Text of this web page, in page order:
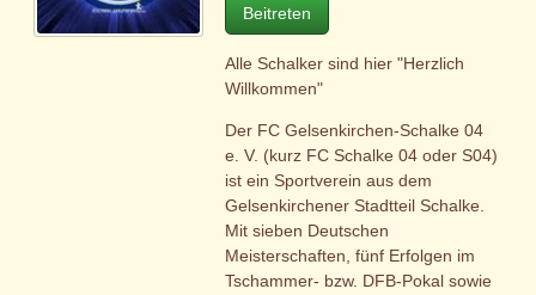
Beitreten
Alle Schalker sind hier "Herzlich
Willkommen"
Der FC Gelsenkirchen-Schalke 04
e. V. (kurz FC Schalke 04 oder S04)
ist ein Sportverein aus dem
Gelsenkirchener Stadtteil Schalke.
Mit sieben Deutschen
Meisterschaften, fünf Erfolgen im
Tschammer- bzw. DFB-Pokal sowie